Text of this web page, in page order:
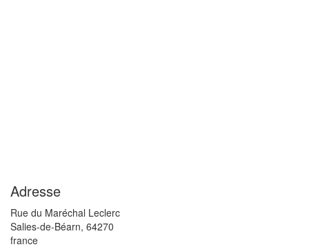
Adresse
Rue du Maréchal Leclerc
Salies-de-Béarn, 64270
france